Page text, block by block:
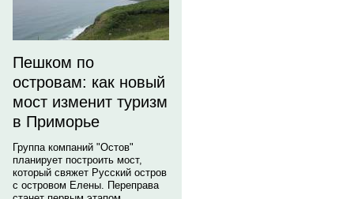
Пешком по
островам: как новый
мост изменит туризм
в Приморье
Группа компаний "Остов"
планирует построить мост,
который свяжет Русский остров
с островом Елены. Переправа